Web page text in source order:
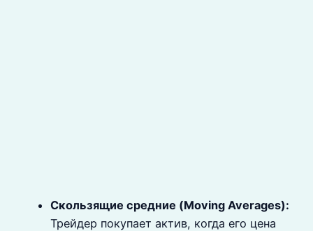
Скользящие средние (Moving Averages):
Трейдер покупает актив, когда его цена